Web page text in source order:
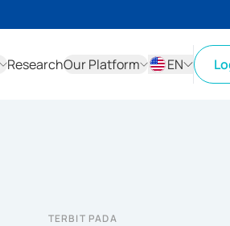
ResearchOur Platform
EN
TERBIT PADA